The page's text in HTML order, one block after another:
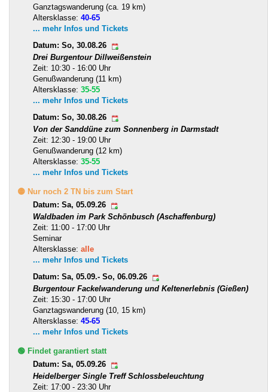
Ganztagswanderung (ca. 19 km)
Altersklasse: 40-65
... mehr Infos und Tickets
Datum: So, 30.08.26
Drei Burgentour Dillweißenstein
Zeit: 10:30 - 16:00 Uhr
Genußwanderung (11 km)
Altersklasse: 35-55
... mehr Infos und Tickets
Datum: So, 30.08.26
Von der Sanddüne zum Sonnenberg in Darmstadt
Zeit: 12:30 - 19:00 Uhr
Genußwanderung (12 km)
Altersklasse: 35-55
... mehr Infos und Tickets
🟡 Nur noch 2 TN bis zum Start
Datum: Sa, 05.09.26
Waldbaden im Park Schönbusch (Aschaffenburg)
Zeit: 11:00 - 17:00 Uhr
Seminar
Altersklasse: alle
... mehr Infos und Tickets
Datum: Sa, 05.09.- So, 06.09.26
Burgentour Fackelwanderung und Keltenerlebnis (Gießen)
Zeit: 15:30 - 17:00 Uhr
Ganztagswanderung (10, 15 km)
Altersklasse: 45-65
... mehr Infos und Tickets
🟢 Findet garantiert statt
Datum: Sa, 05.09.26
Heidelberger Single Treff Schlossbeleuchtung
Zeit: 17:00 - 23:30 Uhr